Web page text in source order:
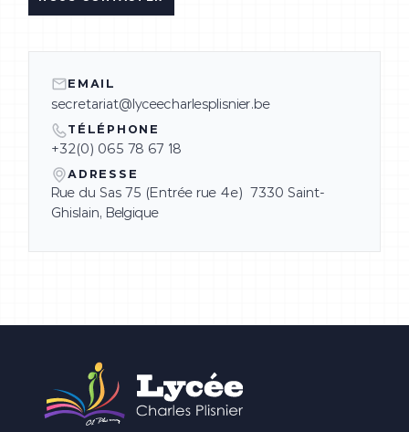
EMAIL
secretariat@lyceecharlesplisnier.be
TÉLÉPHONE
+32(0) 065 78 67 18
ADRESSE
Rue du Sas 75 (Entrée rue 4e) 7330 Saint-
Ghislain, Belgique